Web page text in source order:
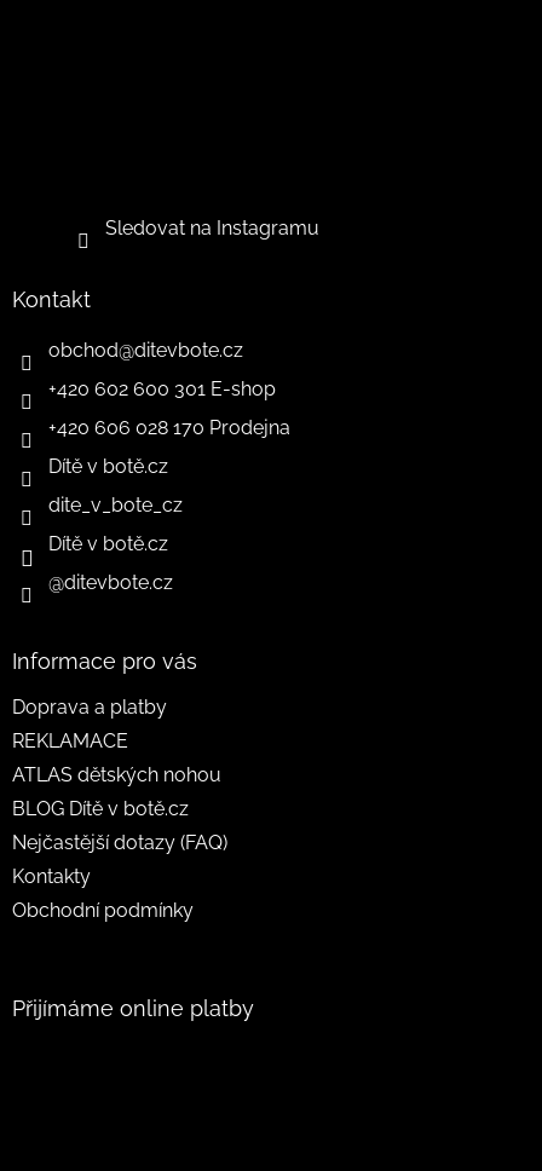
Sledovat na Instagramu
Kontakt
obchod@ditevbote.cz
+420 602 600 301 E-shop
+420 606 028 170 Prodejna
Dítě v botě.cz
dite_v_bote_cz
Dítě v botě.cz
@ditevbote.cz
Informace pro vás
Doprava a platby
REKLAMACE
ATLAS dětských nohou
BLOG Dítě v botě.cz
Nejčastější dotazy (FAQ)
Kontakty
Obchodní podmínky
Přijímáme online platby